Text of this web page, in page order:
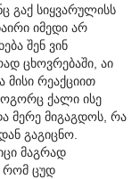
გაქ სიყვარულისს
იმედი არ
შენ ვინ
ცხოვრებაში, აი
მისი რეაქციით
ქალი ისე
მერე მიგაგდოს, რა
გაგიცნო.
მაგრად
რომ ცუდ